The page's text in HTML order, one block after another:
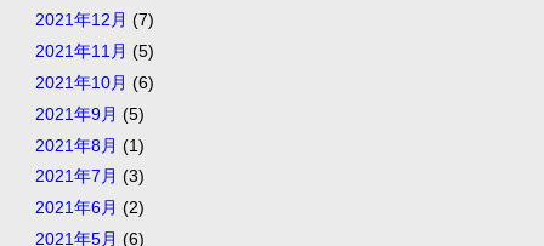
2021年12月 (7)
2021年11月 (5)
2021年10月 (6)
2021年9月 (5)
2021年8月 (1)
2021年7月 (3)
2021年6月 (2)
2021年5月 (6)